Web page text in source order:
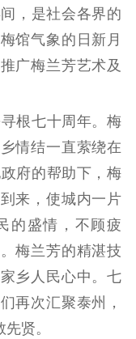
出版监管
市场
在线
称评审
，是社会各界的
馆气象的日新月
广梅兰芳艺术及
根七十周年。梅
情结一直萦绕在
府的帮助下，梅
来，使城内一片
的盛情，不顾疲
梅兰芳的精湛技
乡人民心中。七
再次汇聚泰州，
贤。